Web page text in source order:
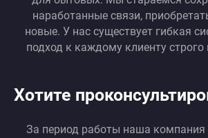
наработанные связи,
новые. У нас существует гибкая
подход к каждому клиенту строго
Хотите
За период работы наша компания